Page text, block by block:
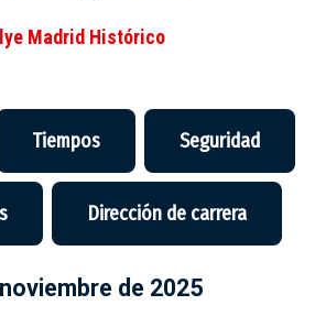
Madrid Histórico
Tiempos Seguridad
Dirección de carrera
de 2025